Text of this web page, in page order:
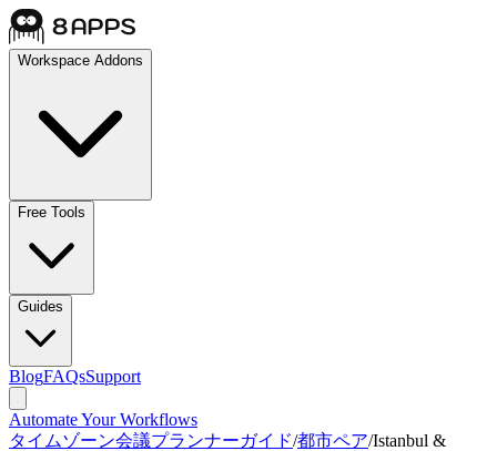
Workspace Addons
Free Tools
Guides
BlogFAQsSupport
Automate Your Workflows
タイムゾーン会議プランナーガイド/都市ペア/Istanbul &